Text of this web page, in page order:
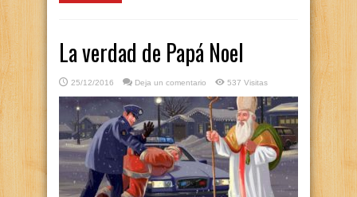
La verdad de Papá Noel
25/12/2016 Deja un comentario 537 Visitas